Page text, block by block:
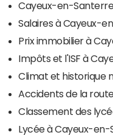
Cayeux-en-
Salaires à Cayeux-
Prix immobilier à
Impôts et l'ISF à
Climat et historique
Accidents de la
Classement des
Lycée à Cayeux-